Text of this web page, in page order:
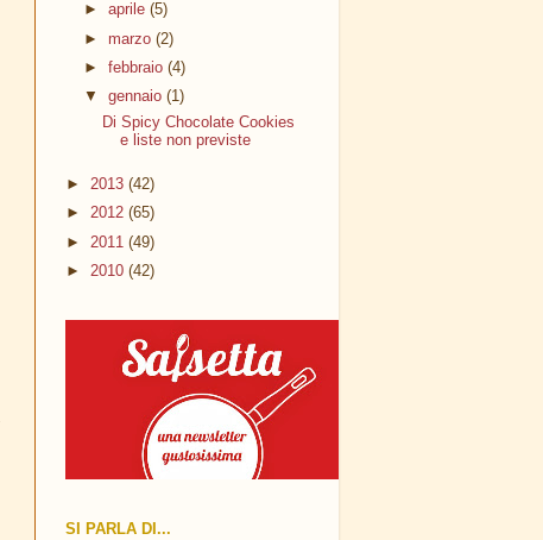
►aprile(5)
►marzo(2)
►febbraio(4)
▼gennaio(1)
Di Spicy Chocolate Cookies
e liste non previste
► 2013 (42)
► 2012 (65)
► 2011 (49)
► 2010 (42)
SI PARLA DI...